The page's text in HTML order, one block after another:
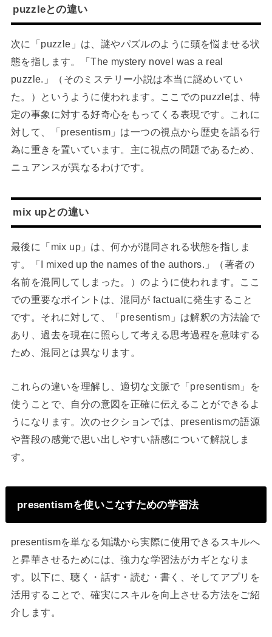
puzzleとの違い
次に「puzzle」は、謎やパズルのように頭を悩ませる状
態を指します。「The mystery novel was a real
puzzle.」（そのミステリー小説は本当に謎めいてい
た。）というように使われます。ここでのpuzzleは、特
定の事象に対する好奇心をもってくる表現です。これに
対して、「presentism」は一つの視点から歴史を語る行
為に重きを置いています。主に視点の問題であるため、
ニュアンスが異なるわけです。
mix upとの違い
最後に「mix up」は、何かが混同される状態を指しま
す。「I mixed up the names of the authors.」（著者の
名前を混同してしまった。）のように使われます。ここ
での重要なポイントは、混同が factualに発生すること
です。それに対して、「presentism」は解釈の方法論で
あり、過去を現在に照らして考える思考過程を意味する
ため、混同とは異なります。
これらの違いを理解し、適切な文脈で「presentism」を
使うことで、自分の意図を正確に伝えることができるよ
うになります。次のセクションでは、presentismの語源
や普段の感覚で思い出しやすい語感について解説しま
す。
presentismを使いこなすための学習法
presentismを単なる知識から実際に使用できるスキルへ
と昇華させるためには、強力な学習法がカギとなりま
す。以下に、聴く・話す・読む・書く、そしてアプリを
活用することで、確実にスキルを向上させる方法をご紹
介します。